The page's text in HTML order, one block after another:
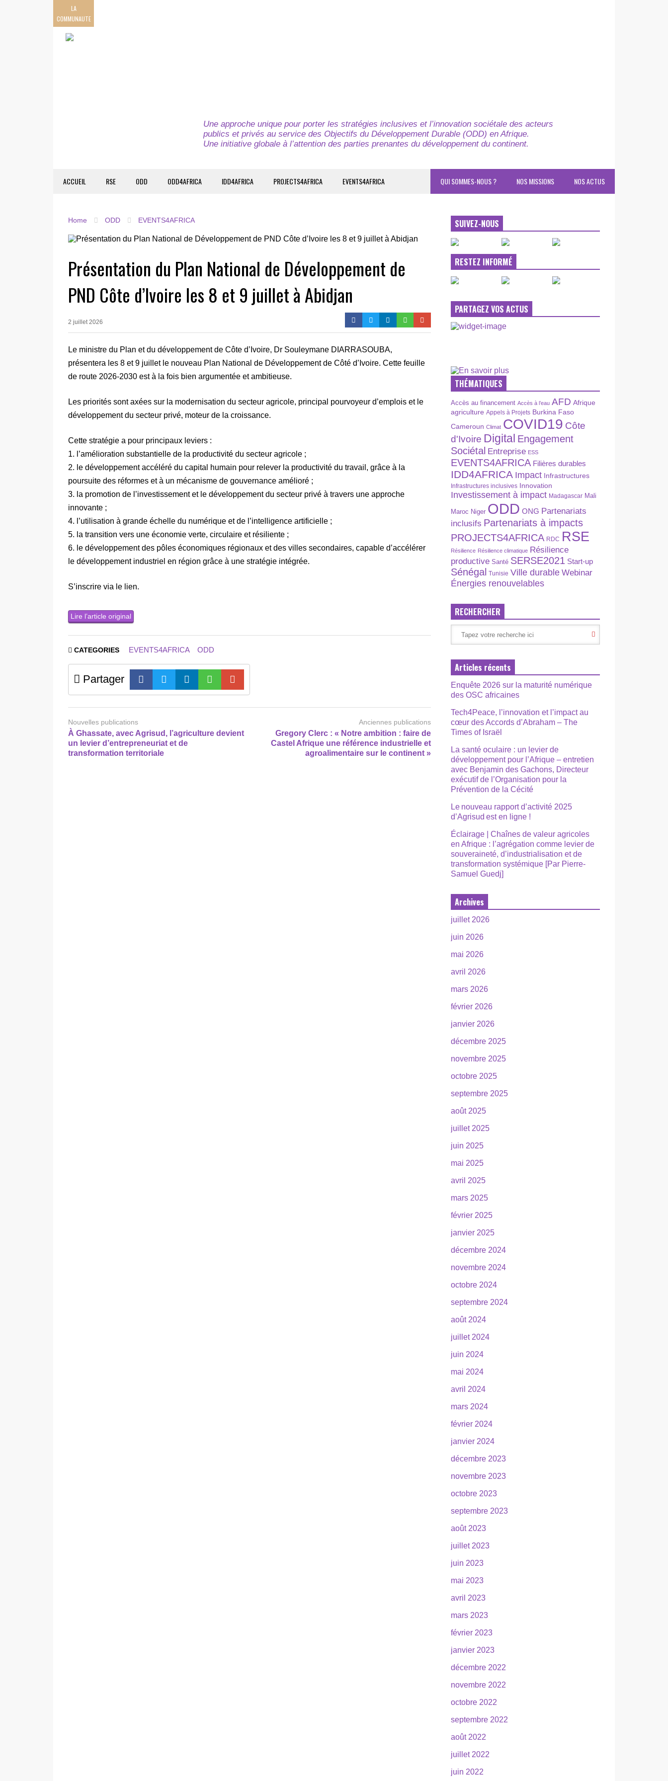
LA
COMMUNAUTE
Une approche unique pour porter les stratégies inclusives et l’innovation sociétale des acteurs
publics et privés au service des Objectifs du Développement Durable (ODD) en Afrique.
Une initiative globale à l’attention des parties prenantes du développement du continent.
ACCUEIL RSE ODD ODD4AFRICA IDD4AFRICA PROJECTS4AFRICA EVENTS4AFRICA NOS ACTUS
NOS MISSIONS
QUI SOMMES-NOUS ?
Home ODD EVENTS4AFRICA
Présentation du Plan National de Développement de
PND Côte d’Ivoire les 8 et 9 juillet à Abidjan
2 juillet 2026
Le ministre du Plan et du développement de Côte d’Ivoire, Dr Souleymane DIARRASOUBA,
présentera les 8 et 9 juillet le nouveau Plan National de Développement de Côté d’Ivoire. Cette feuille
de route 2026-2030 est à la fois bien argumentée et ambitieuse.
Les priorités sont axées sur la modernisation du secteur agricole, principal pourvoyeur d’emplois et le
développement du secteur privé, moteur de la croissance.
Cette stratégie a pour principaux leviers :
1. l’amélioration substantielle de la productivité du secteur agricole ;
2. le développement accéléré du capital humain pour relever la productivité du travail, grâce à la
poursuite des réformes et à un mécanisme de gouvernance amélioré ;
3. la promotion de l’investissement et le développement du secteur privé à travers une approche
innovante ;
4. l’utilisation à grande échelle du numérique et de l’intelligence artificielle ;
5. la transition vers une économie verte, circulaire et résiliente ;
6. le développement des pôles économiques régionaux et des villes secondaires, capable d’accélérer
le développement industriel en région grâce à une stratégie intégrée.
S’inscrire via le lien.
Lire l’article original
CATEGORIES EVENTS4AFRICA ODD
Partager
Nouvelles publications
À Ghassate, avec Agrisud, l’agriculture devient
un levier d’entrepreneuriat et de
transformation territoriale
Anciennes publications
Gregory Clerc : « Notre ambition : faire de
Castel Afrique une référence industrielle et
agroalimentaire sur le continent »
SUIVEZ-NOUS
RESTEZ INFORMÉ
PARTAGEZ VOS ACTUS
THÉMATIQUES
Accès au financement Accès à l’eau AFD Afrique
agriculture Appels à Projets Burkina Faso
Cameroun Climat COVID19 Côte
d'Ivoire Digital Engagement
Sociétal Entreprise ESS
EVENTS4AFRICA Filières durables
IDD4AFRICA Impact Infrastructures
Infrastructures inclusives Innovation
Investissement à impact Madagascar Mali
Maroc Niger ODD ONG Partenariats
inclusifs Partenariats à impacts
PROJECTS4AFRICA RDC RSE
Résilience Résilience climatique Résilience
productive Santé SERSE2021 Start-up
Sénégal Tunisie Ville durable Webinar
Énergies renouvelables
RECHERCHER
Articles récents
Enquête 2026 sur la maturité numérique
des OSC africaines
Tech4Peace, l’innovation et l’impact au
cœur des Accords d’Abraham – The
Times of Israël
La santé oculaire : un levier de
développement pour l’Afrique – entretien
avec Benjamin des Gachons, Directeur
exécutif de l’Organisation pour la
Prévention de la Cécité
Le nouveau rapport d’activité 2025
d’Agrisud est en ligne !
Éclairage | Chaînes de valeur agricoles
en Afrique : l’agrégation comme levier de
souveraineté, d’industrialisation et de
transformation systémique [Par Pierre-
Samuel Guedj]
Archives
juillet 2026
juin 2026
mai 2026
avril 2026
mars 2026
février 2026
janvier 2026
décembre 2025
novembre 2025
octobre 2025
septembre 2025
août 2025
juillet 2025
juin 2025
mai 2025
avril 2025
mars 2025
février 2025
janvier 2025
décembre 2024
novembre 2024
octobre 2024
septembre 2024
août 2024
juillet 2024
juin 2024
mai 2024
avril 2024
mars 2024
février 2024
janvier 2024
décembre 2023
novembre 2023
octobre 2023
septembre 2023
août 2023
juillet 2023
juin 2023
mai 2023
avril 2023
mars 2023
février 2023
janvier 2023
décembre 2022
novembre 2022
octobre 2022
septembre 2022
août 2022
juillet 2022
juin 2022